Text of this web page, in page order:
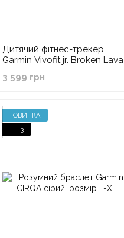
Дитячий фітнес-трекер
Garmin Vivofit jr. Broken Lava
3 599 грн
НОВИНКА
3